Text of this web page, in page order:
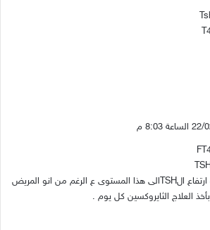
8:03 م
ماسبب ارتفاع الTSHالى هذا المستوى ع الرغم من انو المريض
العلاج الثايروكسين كل يوم .